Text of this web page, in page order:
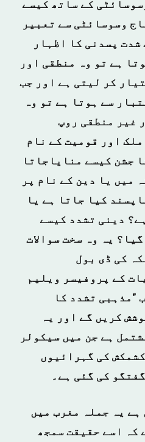
کے ساتھ کیسے
وسوسائٹی سے تعبیر
پسدنی کا اظہار
ہے تو وہ منطقی اور
کر لیتی ہے اور جب
سے ہوتا ہے تو وہ
غیر منطقی روپ
اور قومیت کے نام
جشن کیسے منایاجاتا
میں یا دین کے نام پر
کیا جاتا ہے یا
دینی تشدد کیسے
یہ وہ سخت سوالات
کی ڈی بول
کے پروفیسر ویلیم
"مذہبی تشدد کا
کریں گے اور یہ
ہے جن میں سیکولر
کی گہرائیوں
کی گئی ہے۔
ہے یہ جملہ مغرب میں
کہ اسے حقیقت سمجھ